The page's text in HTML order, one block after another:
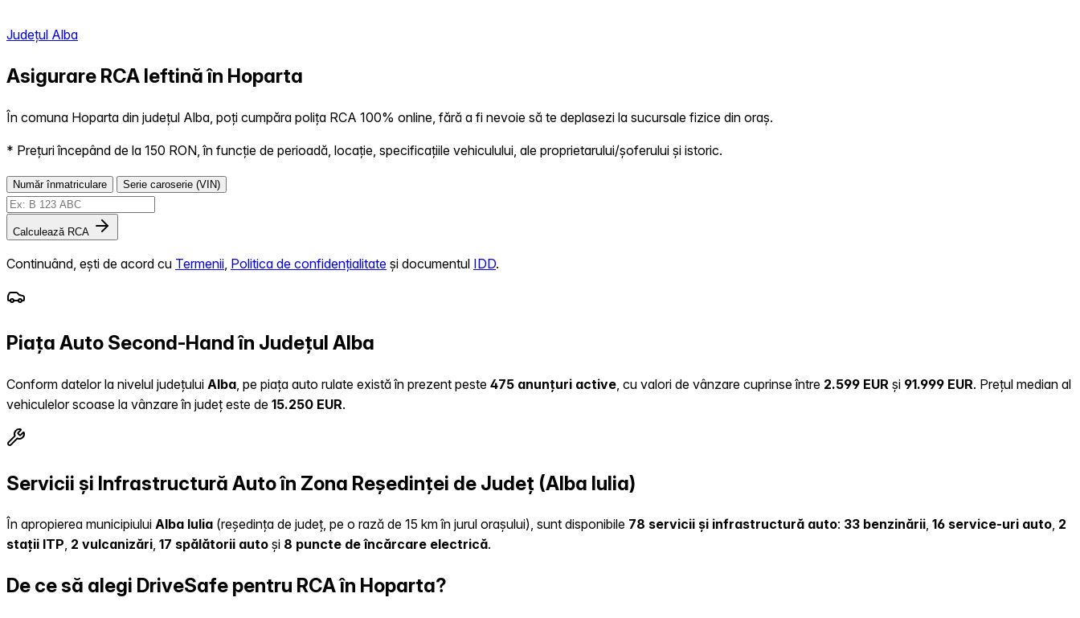
Județul Alba
Asigurare RCA Ieftină în Hoparta
În comuna Hoparta din județul Alba, poți cumpăra polița RCA 100% online, fără a fi nevoie să te deplasezi la sucursale fizice din oraș.
* Prețuri începând de la 150 RON, în funcție de perioadă, locație, specificațiile vehiculului, ale proprietarului/șoferului și istoric.
Număr înmatriculare Serie caroserie (VIN)
Calculează RCA
Continuând, ești de acord cu Termenii Politica de confidențialitate și documentul IDD.
Piața Auto Second-Hand în Județul Alba
Conform datelor la nivelul județului Alba , pe piața auto rulate există în prezent peste 475 anunțuri active , cu valori de vânzare cuprinse între 2.599 EUR și 91.999 EUR. Prețul median al
vehiculelor scoase la vânzare în județ este de 15.250 EUR.
Servicii și Infrastructură Auto în Zona Reședinței de Județ (Alba Iulia)
În apropierea municipiului Alba Iulia (reședința de județ, pe o rază de 15 km în jurul orașului), sunt disponibile 78 servicii și infrastructură auto: 33 benzinării, 16 service-uri auto, 2
stații ITP, 2 vulcanizări, 17 spălătorii auto și 8 puncte de încărcare electrică.
De ce să alegi DriveSafe pentru RCA în Hoparta?